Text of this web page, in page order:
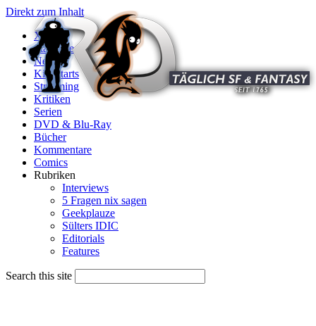
Direkt zum Inhalt
X
Startseite
News
Kinostarts
Streaming
Kritiken
Serien
DVD & Blu-Ray
Bücher
Kommentare
Comics
Rubriken
Interviews
5 Fragen nix sagen
Geekplauze
Sülters IDIC
Editorials
Features
Search this site